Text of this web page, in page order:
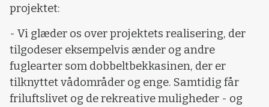
projektet:
- Vi glæder os over projektets realisering, der
tilgodeser eksempelvis ænder og andre
fuglearter som dobbeltbekkasinen, der er
tilknyttet vådområder og enge. Samtidig får
friluftslivet og de rekreative muligheder - og